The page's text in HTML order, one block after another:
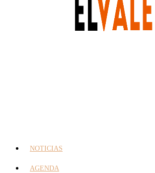
NOTICIAS
AGENDA